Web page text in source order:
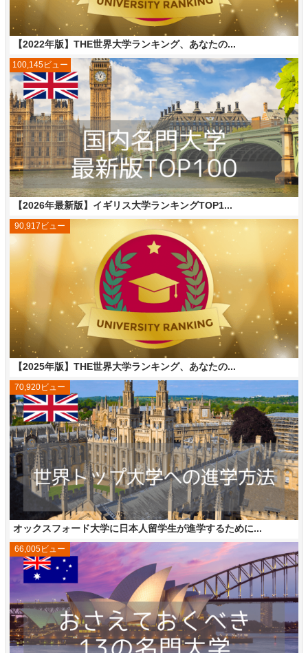
【2022年版】THE世界大学ランキング、あなたの...
【2026年最新版】イギリス大学ランキングTOP1...
100,145ビュー
【2025年版】THE世界大学ランキング、あなたの...
90,917ビュー
オックスフォード大学に日本人留学生が進学するために...
70,920ビュー
66,005ビュー